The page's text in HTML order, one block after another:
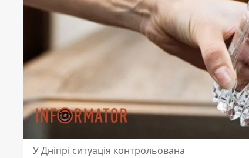
У Дніпрі ситуація контрольована